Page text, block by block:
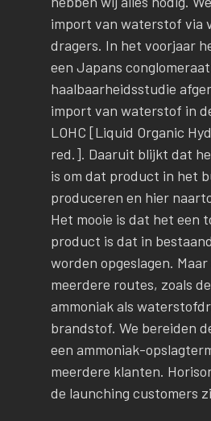
import van waterstof via
dragers. In het voorjaar
een Japans
haalbaarheidsstudie
import van waterstof in
LOHC [Liquid Organic
red.]. Daaruit blijkt dat
is om dat product in het
produceren en hier
Het mooie is dat het een
product is dat in
worden opgeslagen.
meerdere routes, zoals
ammoniak als
brandstof. We bereiden
een ammoniak-
meerdere klanten.
de launching customers